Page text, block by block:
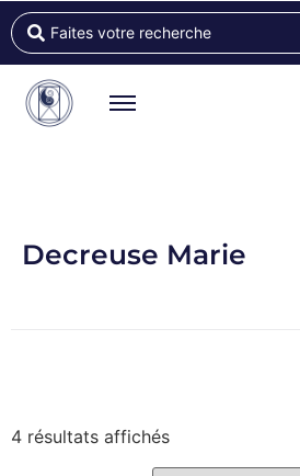
Decreuse Marie
4 résultats affichés